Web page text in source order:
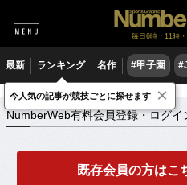
毎日6時・11時
最新 ランキング 名作 #甲子園
NumberWeb有料会員登録・ログイン
NumberWeb有料会員登録・ログイ
既存会員の方はこ
今人気の記事が競技ごとに探せます ×